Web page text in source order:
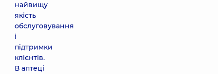
найвищу
якість
обслуговування
і
підтримки
клієнтів.
В аптеці